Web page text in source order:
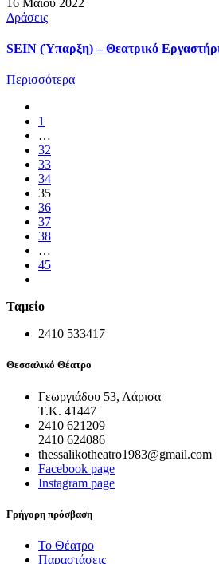
Δράσεις
SEIN (Ύπαρξη) – Θεατρικό
Περισσότερα
1
…
32
33
34
35
36
37
38
…
45
Ταμείο
2410 533417
Θεσσαλικό Θέατρο
Γεωργιάδου 53, Λάρισα
Τ.Κ. 41447
2410 621209
2410 624086
thessalikotheatro1983@gmail.com
Facebook page
Instagram page
Γρήγορη πρόσβαση
Το Θέατρο
Παραστάσεις